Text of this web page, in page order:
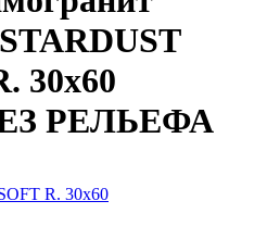
30x60
РЕЛЬЕФА